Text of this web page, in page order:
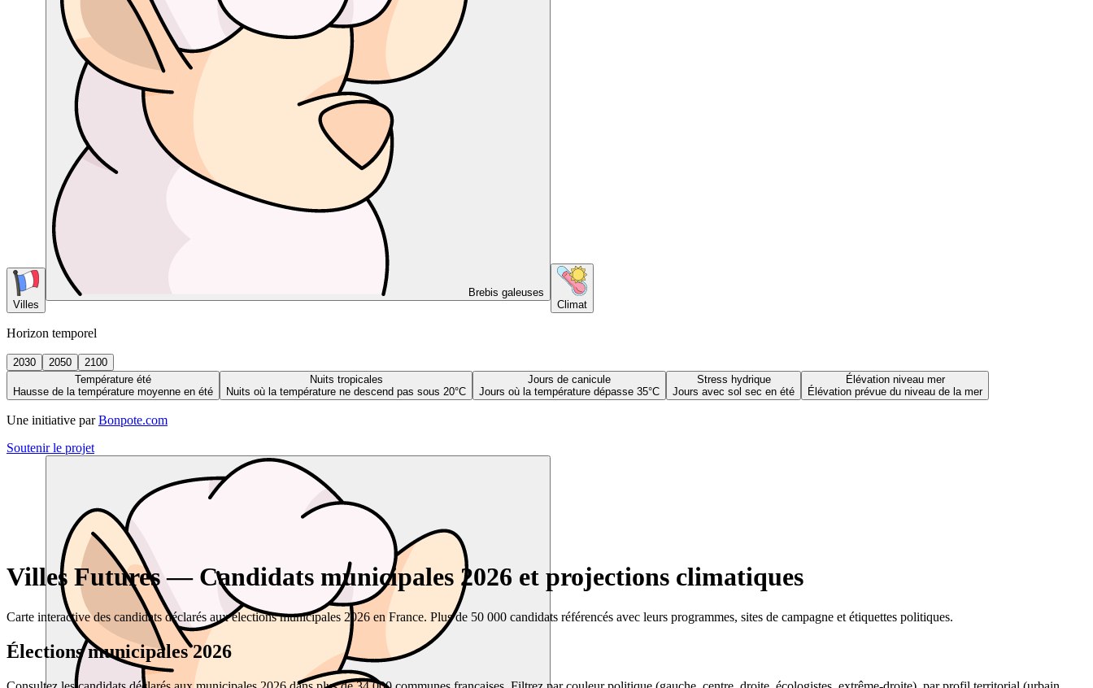
Villes
Brebis galeuses
Climat
Horizon temporel
2030 2050
2100
Température été
Hausse de la température moyenne en été
Nuits tropicales
Nuits où la température ne descend pas sous 20°C
Jours de canicule
Jours où la température dépasse 35°C
Stress hydrique
Jours avec sol sec en été
Élévation niveau mer
Élévation prévue du niveau de la mer
Une initiative par Bonpote.com
Soutenir le projet
Villes Futures — Candidats municipales 2026 et projections climatiques
Carte interactive des candidats déclarés aux élections municipales 2026 en France. Plus de 50 000 candidats référencés avec leurs programmes, sites de campagne et étiquettes politiques.
Élections municipales 2026